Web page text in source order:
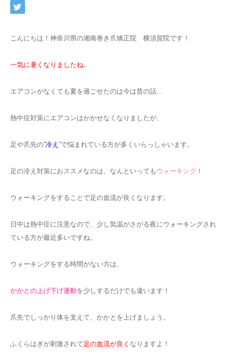
こんにちは！神奈川県の湘南巻き爪矯正院 横須賀院です！
一気に暑くなりましたね。
エアコンがなくても夏を過ごせたのは今は昔の話…
熱中症対策にエアコンはかかせなくなりましたが、
足や爪先の”冷え ”で悩まれている方が多くいらっしゃいます。
足の冷え対策におススメなのは、なんといっても ウォーキング ！
ウォーキングをすることで足の血流が良くなります。
日中は熱中症に注意なので、少し気温がさがる夜にウォーキングされ
ている方が最近多いですね。
ウォーキングをする時間がない方は、
かかとの上げ下げ運動を少しするだけでも違います！
爪先でしっかり体を支えて、かかとを上げましょう。
ふくらはぎが刺激されて足の血流が良く なりますよ！